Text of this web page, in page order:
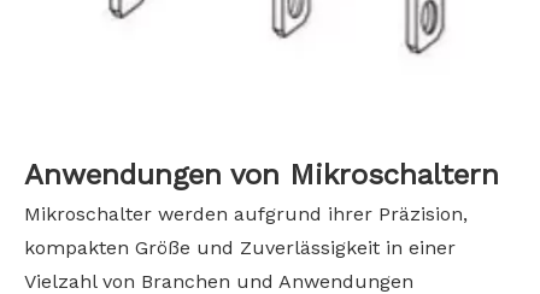
Anwendungen von Mikroschaltern
Mikroschalter werden aufgrund ihrer Präzision,
kompakten Größe und Zuverlässigkeit in einer
Vielzahl von Branchen und Anwendungen